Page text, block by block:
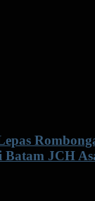
Batam JCH